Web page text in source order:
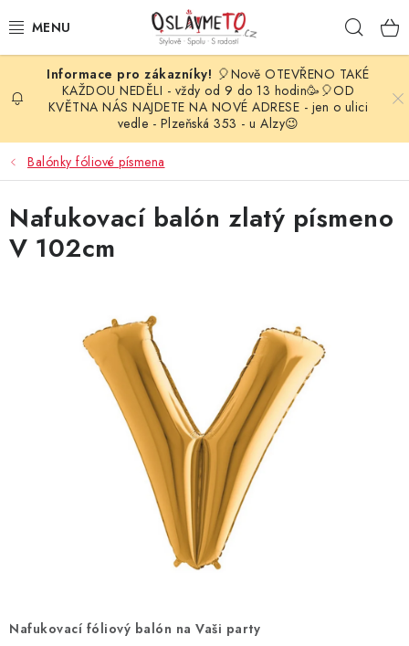
na
OSLAVA NAROZENIN
STYLOVÁ PARTY
DEKORACE A VÝZDOBA
BALÓNKY
SVATEBNÍ DOPLŇKY
BARVY NA OBLIČEJ A VLASY
DORTOVÉ SVÍČKY A OZDOBY
DÁRKY
🎈Nově OTEVŘENO TAKÉ
KAŽDOU NEDĚLI - vždy od 9 do 13 hodin🥳🎈OD
KVĚTNA NÁS NAJDETE NA NOVÉ ADRESE - jen o ulici
vedle - Plzeňská 353 - u Alzy😉
Balónky fóliové písmena
Nafukovací fóliový balón na Vaši party
Nafukovací balón zlatý písmeno
V 102cm